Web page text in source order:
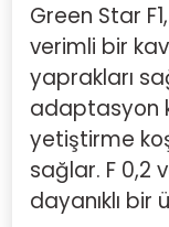
Green Star
verimli bir
yaprakları
adaptasyon
yetiştirme
sağlar. F 0,2
dayanıklı bir